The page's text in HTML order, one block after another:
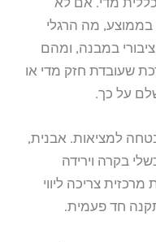
בממוצע, מה הרגלי
במבנה, ומהם
שעובדת חזק מדי או
על כך.
למציאות. אבנית,
בקרה וירידה
צריכה ליווי
חד פעמית.